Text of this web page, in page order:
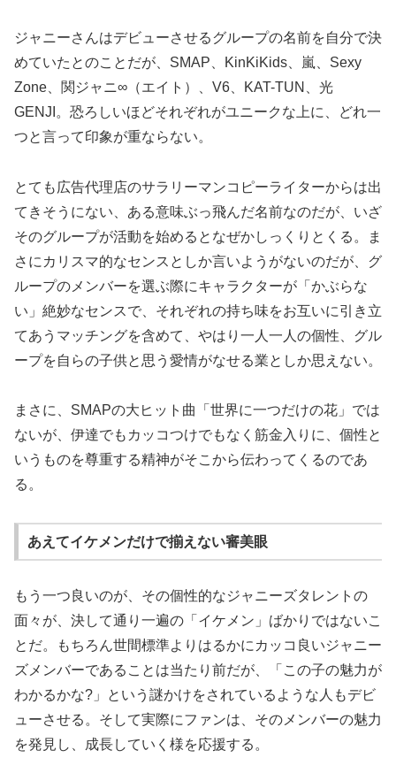
ジャニーさんはデビューさせるグループの名前を自分で決
めていたとのことだが、SMAP、KinKiKids、嵐、Sexy
Zone、関ジャニ∞（エイト）、V6、KAT-TUN、光
GENJI。恐ろしいほどそれぞれがユニークな上に、どれ一
つと言って印象が重ならない。
とても広告代理店のサラリーマンコピーライターからは出
てきそうにない、ある意味ぶっ飛んだ名前なのだが、いざ
そのグループが活動を始めるとなぜかしっくりとくる。ま
さにカリスマ的なセンスとしか言いようがないのだが、グ
ループのメンバーを選ぶ際にキャラクターが「かぶらな
い」絶妙なセンスで、それぞれの持ち味をお互いに引き立
てあうマッチングを含めて、やはり一人一人の個性、グル
ープを自らの子供と思う愛情がなせる業としか思えない。
まさに、SMAPの大ヒット曲「世界に一つだけの花」では
ないが、伊達でもカッコつけでもなく筋金入りに、個性と
いうものを尊重する精神がそこから伝わってくるのであ
る。
あえてイケメンだけで揃えない審美眼
もう一つ良いのが、その個性的なジャニーズタレントの
面々が、決して通り一遍の「イケメン」ばかりではないこ
とだ。もちろん世間標準よりはるかにカッコ良いジャニー
ズメンバーであることは当たり前だが、「この子の魅力が
わかるかな?」という謎かけをされているような人もデビ
ューさせる。そして実際にファンは、そのメンバーの魅力
を発見し、成長していく様を応援する。